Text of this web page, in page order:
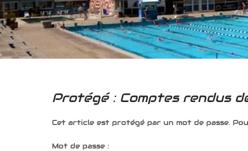
Protégé : Comptes rendus
Cet article est protégé par un mot de passe.
Mot de passe :